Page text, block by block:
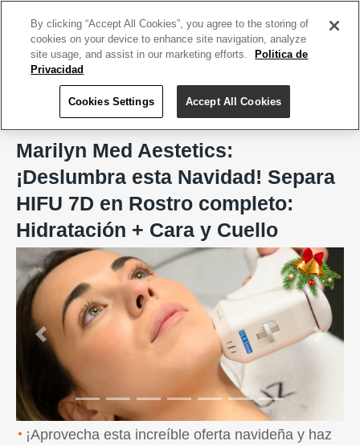
Marilyn Med Aestetics
Marilyn Med Aestetics:
¡Deslumbra esta Navidad! Separa
HIFU 7D en Rostro completo:
Hidratación + Cara y Cuello
Previous Next
¡Aprovecha esta increíble oferta navideña y haz
By clicking “Accept All Cookies”, you agree to the storing of
cookies on your device to enhance site navigation, analyze
site usage, and assist in our marketing efforts.
Politica de
Privacidad
Cookies Settings Accept All Cookies